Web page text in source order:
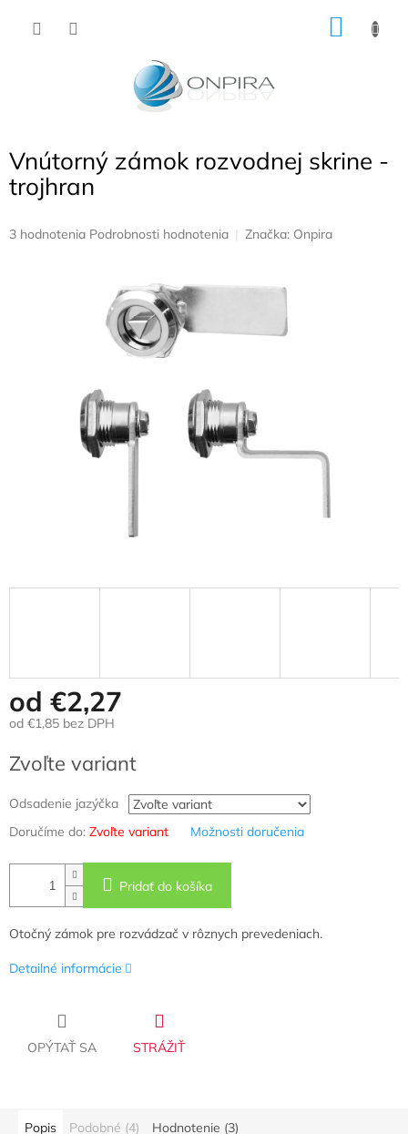
Vnútorný zámok rozvodnej skrine -
trojhran
Priemerné
3 hodnotenia Podrobnosti hodnotenia Značka: Onpira
od €2,27
od €1,85 bez DPH
cena:
Zvoľte variant
Odsadenie jazýčka
Doručíme do: Zvoľte variant Možnosti doručenia
Pridať do košíka
Otočný zámok pre rozvádzač v rôznych prevedeniach.
Detailné informácie
OPÝTAŤ SA STRÁŽIŤ
Popis Podobné (4) Hodnotenie (3)